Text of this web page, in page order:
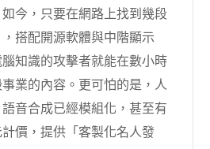
今，只要在網路上找到幾段
搭配開源軟體與中階顯示
知識的攻擊者就能在數小時
業的內容。更可怕的是，人
音合成已經模組化，甚至有
價，提供「客製化名人發